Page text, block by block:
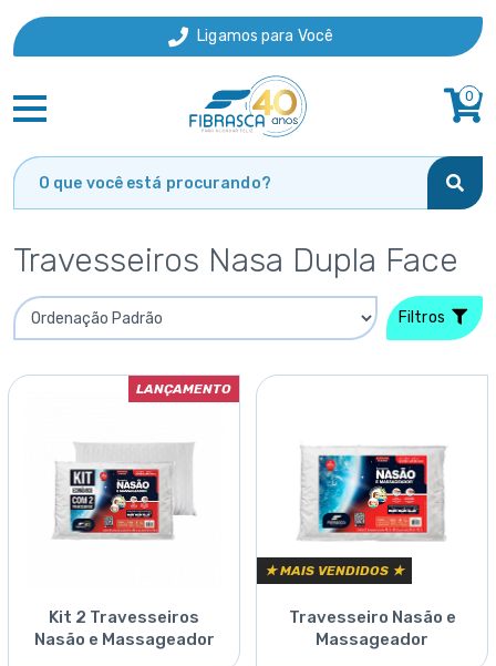
Ligamos para Você
0
Travesseiros Nasa Dupla Face
Filtros
LANÇAMENTO
Kit 2 Travesseiros
Nasão e Massageador
★ MAIS VENDIDOS ★
Travesseiro Nasão e
Massageador